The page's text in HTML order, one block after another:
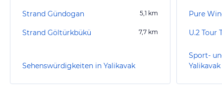
Strand Gündogan 5,1 km
Strand Göltürkbükü 7,7 km
Sehenswürdigkeiten in Yalikavak
Pure
Sport-
Yalikavak